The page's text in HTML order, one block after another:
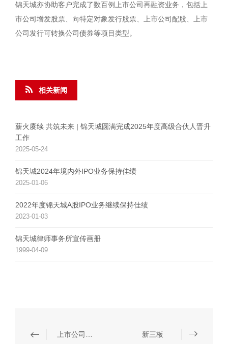
锦天城亦协助客户完成了数百例上市公司再融资业务，包括上
市公司增发股票、向特定对象发行股票、上市公司配股、上市
公司发行可转换公司债券等项目类型。
相关新闻
薪火赓续 共筑未来 | 锦天城圆满完成2025年度高级合伙人晋升
工作
2025-05-24
锦天城2024年境内外IPO业务保持佳绩
2025-01-06
2022年度锦天城A股IPO业务继续保持佳绩
2023-01-03
锦天城律师事务所宣传画册
1999-04-09
新三板